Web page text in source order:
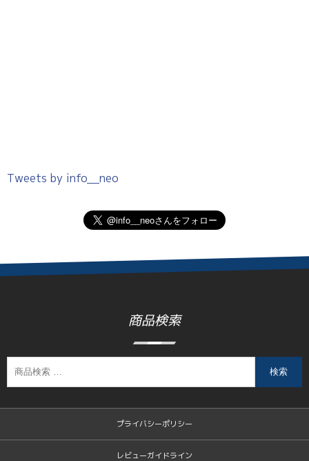
Tweets by info__neo
商品検索
検索
プライバシーポリシー
レビューガイドライン